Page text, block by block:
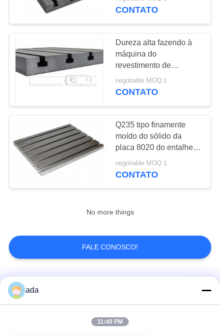
Placa de base do
entalhe de T
35
Ferramentas de
medição do granito
Base da máquina
do granito
entalhou a placa de
CONTATO
Dureza alta fazendo à
máquina do
revestimento de
superfície da placa de
montagem 2020 grande
negotiable MOQ:1
CONTATO
Q235 tipo finamente
moído do sólido da
placa 8020 do entalhe
do aço T - nivelamento
de 2 categorias
negotiable MOQ:1
CONTATO
No more things
FALE CONOSCO!
Categorias populares
placa da superfície
ada
11:40 PM